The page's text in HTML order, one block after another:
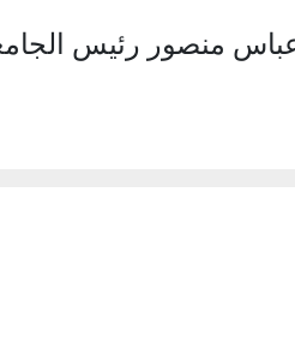
منصور رئيس